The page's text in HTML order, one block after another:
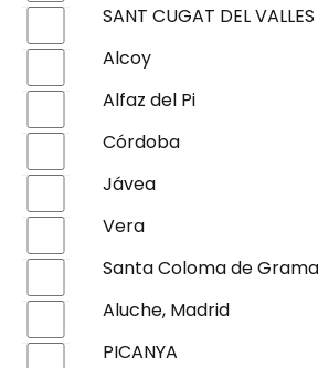
SANT CUGAT DEL VALLES
Alcoy
Alfaz del Pi
Córdoba
Jávea
Vera
Santa Coloma de
Aluche, Madrid
PICANYA